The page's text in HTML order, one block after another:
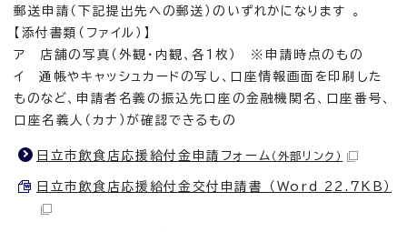
郵送申請（下記提出先への郵送）のいずれかになります 。
【添付書類（ファイル）】
ア 店舗の写真（外観・内観、各1枚） ※申請時点のもの
イ 通帳やキャッシュカードの写し、口座情報画面を印刷した
ものなど、申請者名義の振込先口座の金融機関名、口座番号、
口座名義人（カナ）が確認できるもの
日立市飲食店応援給付金申請フォーム （外部リンク）
日立市飲食店応援給付金交付申請書 （Word 22.7KB）